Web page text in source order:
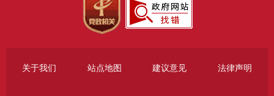
关于我们 站点地图 建议意见 法律声明